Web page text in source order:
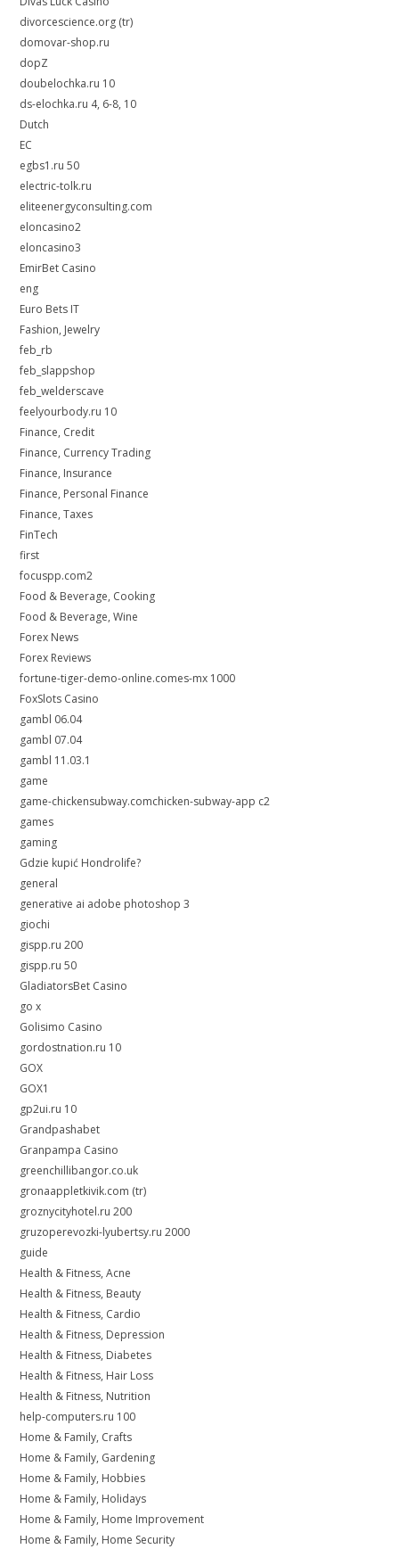
divorcescience.org (tr)
domovar-shop.ru
dopZ
doubelochka.ru 10
ds-elochka.ru 4, 6-8, 10
Dutch
EC
egbs1.ru 50
electric-tolk.ru
eliteenergyconsulting.com
eloncasino2
eloncasino3
EmirBet Casino
eng
Euro Bets IT
Fashion, Jewelry
feb_rb
feb_slappshop
feb_welderscave
feelyourbody.ru 10
Finance, Credit
Finance, Currency Trading
Finance, Insurance
Finance, Personal Finance
Finance, Taxes
FinTech
first
focuspp.com2
Food & Beverage, Cooking
Food & Beverage, Wine
Forex News
Forex Reviews
fortune-tiger-demo-online.comes-mx 1000
FoxSlots Casino
gambl 06.04
gambl 07.04
gambl 11.03.1
game
game-chickensubway.comchicken-subway-app c2
games
gaming
Gdzie kupić Hondrolife?
general
generative ai adobe photoshop 3
giochi
gispp.ru 200
gispp.ru 50
GladiatorsBet Casino
go x
Golisimo Casino
gordostnation.ru 10
GOX
GOX1
gp2ui.ru 10
Grandpashabet
Granpampa Casino
greenchillibangor.co.uk
gronaappletkivik.com (tr)
groznycityhotel.ru 200
gruzoperevozki-lyubertsy.ru 2000
guide
Health & Fitness, Acne
Health & Fitness, Beauty
Health & Fitness, Cardio
Health & Fitness, Depression
Health & Fitness, Diabetes
Health & Fitness, Hair Loss
Health & Fitness, Nutrition
help-computers.ru 100
Home & Family, Crafts
Home & Family, Gardening
Home & Family, Hobbies
Home & Family, Holidays
Home & Family, Home Improvement
Home & Family, Home Security